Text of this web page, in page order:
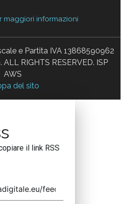
maggiori informazioni
e Partita IVA 13868590962
RIGHTS RESERVED. ISP
AWS
del sito
il link RSS